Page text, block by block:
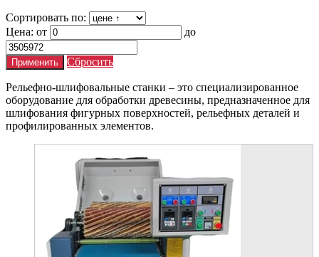
Сортировать по:
Цена: от до
Сбросить
Рельефно-шлифовальные станки – это специализированное
оборудование для обработки древесины, предназначенное для
шлифования фигурных поверхностей, рельефных деталей и
профилированных элементов.